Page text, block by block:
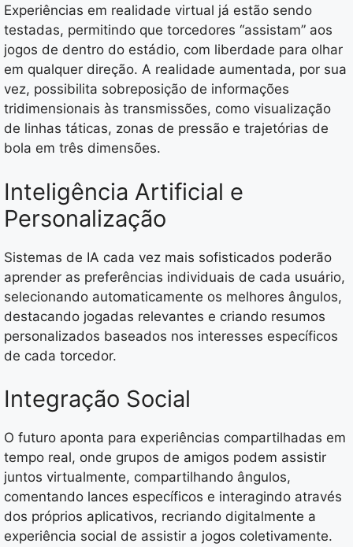
Experiências em realidade virtual já estão sendo
testadas, permitindo que torcedores “assistam” aos
jogos de dentro do estádio, com liberdade para olhar
em qualquer direção. A realidade aumentada, por sua
vez, possibilita sobreposição de informações
tridimensionais às transmissões, como visualização
de linhas táticas, zonas de pressão e trajetórias de
bola em três dimensões.
Inteligência Artificial e
Personalização
Sistemas de IA cada vez mais sofisticados poderão
aprender as preferências individuais de cada usuário,
selecionando automaticamente os melhores ângulos,
destacando jogadas relevantes e criando resumos
personalizados baseados nos interesses específicos
de cada torcedor.
Integração Social
O futuro aponta para experiências compartilhadas em
tempo real, onde grupos de amigos podem assistir
juntos virtualmente, compartilhando ângulos,
comentando lances específicos e interagindo através
dos próprios aplicativos, recriando digitalmente a
experiência social de assistir a jogos coletivamente.